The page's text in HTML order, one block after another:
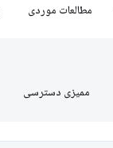
مطالعات موردی
ممیزی دسترسی